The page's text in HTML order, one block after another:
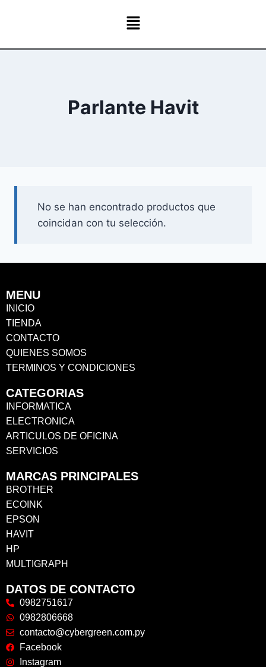
Parlante Havit
No se han encontrado productos que
coincidan con tu selección.
MENU
INICIO
TIENDA
CONTACTO
QUIENES SOMOS
TERMINOS Y CONDICIONES
CATEGORIAS
INFORMATICA
ELECTRONICA
ARTICULOS DE OFICINA
SERVICIOS
MARCAS PRINCIPALES
BROTHER
ECOINK
EPSON
HAVIT
HP
MULTIGRAPH
DATOS DE CONTACTO
0982751617
0982806668
contacto@cybergreen.com.py
Facebook
Instagram